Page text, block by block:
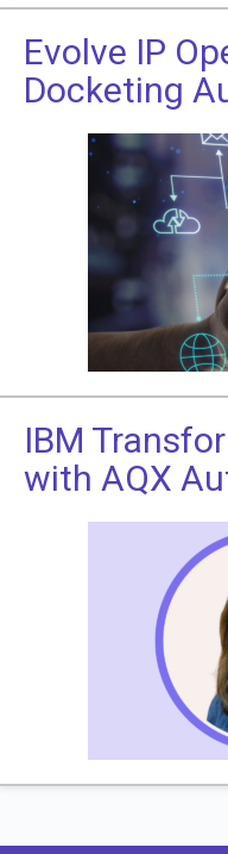
Evolve IP
Docketing
IBM
with AQX